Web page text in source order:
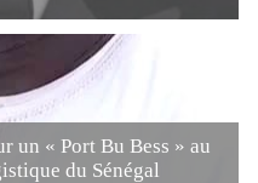
un « Port Bu Bess » au
du Sénégal